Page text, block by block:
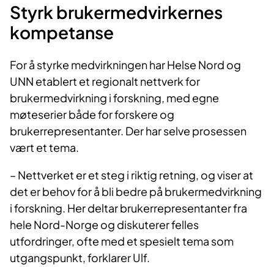
Styrk brukermedvirkernes
kompetanse
For å styrke medvirkningen har Helse Nord og
UNN etablert et regionalt nettverk for
brukermedvirkning i forskning, med egne
møteserier både for forskere og
brukerrepresentanter. Der har selve prosessen
vært et tema.
– Nettverket er et steg i riktig retning, og viser at
det er behov for å bli bedre på brukermedvirkning
i forskning. Her deltar brukerrepresentanter fra
hele Nord-Norge og diskuterer felles
utfordringer, ofte med et spesielt tema som
utgangspunkt, forklarer Ulf.